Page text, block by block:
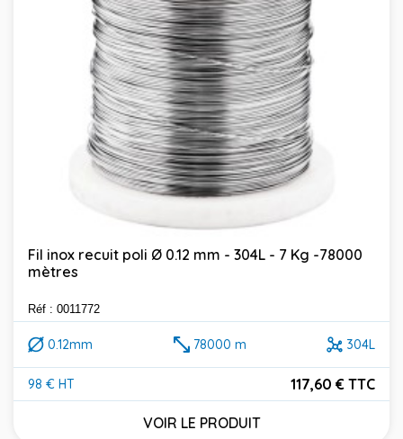
Fil inox recuit poli Ø 0.12 mm - 304L - 7 Kg -78000
mètres
Réf : 0011772
0.12mm 78000 m 304L
98 € HT
Prix
117,60 € TTC
VOIR LE PRODUIT